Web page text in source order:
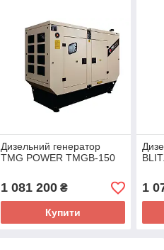
Дизельний генератор
TMG POWER TMGB-150
1 081 200₴
Купити
1